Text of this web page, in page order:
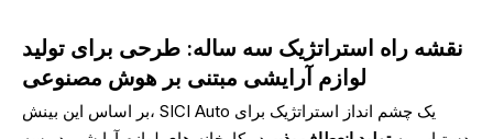
نقشه راه استراتژیک سه ساله: طرحی برای تولید
لوازم آرایشی مبتنی بر هوش مصنوعی
بر اساس این بینش، SICI Auto یک چشم انداز استراتژیک برای